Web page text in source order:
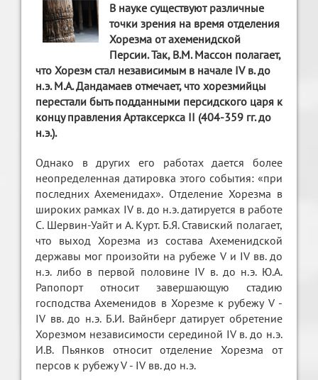
В науке существуют различные
точки зрения на время отделения
Хорезма от ахеменидской
Персии. Так, В.М. Массон полагает,
что Хорезм стал независимым в начале IV в. до
н.э. М.А. Дандамаев отмечает, что хорезмийцы
перестали быть подданными персидского царя к
концу правления Артаксеркса II (404-359 гг. до
н.э.).
Однако в других его работах дается более
неопределенная датировка этого события: «при
последних Ахеменидах». Отделение Хорезма в
широких рамках IV в. до н.э. датируется в работе
С. Шервин-Уайт и А. Курт. Б.Я. Ставиский полагает,
что выход Хорезма из состава Ахеменидской
державы мог произойти на рубеже V и IV вв. до
н.э. либо в первой половине IV в. до н.э. Ю.А.
Рапопорт относит завершающую стадию
господства Ахеменидов в Хорезме к рубежу V -
IV вв. до н.э. Б.И. Вайнберг датирует обретение
Хорезмом независимости серединой IV в. до н.э.
И.В. Пьянков относит отделение Хорезма от
персов к рубежу V - IV вв. до н.э.